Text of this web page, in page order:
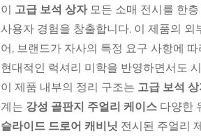
이 고급 보석 상자 모든 소매 전시를 한
사용자 경험을 창출합니다. 이 제품의 외
어, 브랜드가 자사의 특정 요구 사항에
현대적인 럭셔리 미학을 반영하면서도
이 제품 내부의 정리 구조는 고급 보석
계는 강성 골판지 주얼리 케이스 다양한
슬라이드 드로어 캐비닛 전시된 주얼리